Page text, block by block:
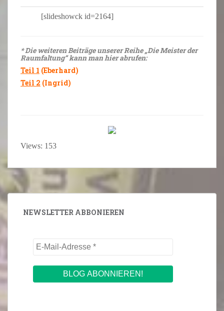
[slideshowck id=2164]
* Die weiteren Beiträge unserer Reihe „Die Meister der
Raumfaltung“ kann man hier abrufen:
Teil 1 (Eberhard)
Teil 2 (Ingrid)
Views: 153
NEWSLETTER ABBONIEREN